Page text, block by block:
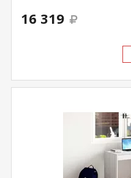
16 319